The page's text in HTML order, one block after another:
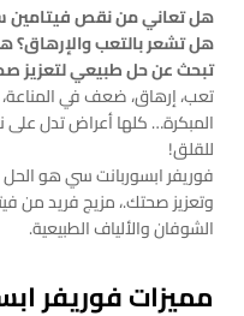
هل تعاني من نقص
هل تشعر بالتعب
تبحث عن حل طبيعي لتعزيز
تعب، إرهاق، ضعف في
المبكرة… كلها أعراض تدل
للقلق!
فوريفر ابسوربانت سي هو
وتعزيز صحتك.، مزيج فريد
الشوفان والألياف الطبيعية.
مميزات فوريفر